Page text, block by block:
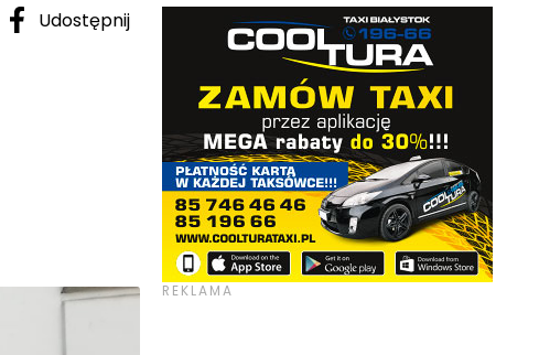
Udostępnij